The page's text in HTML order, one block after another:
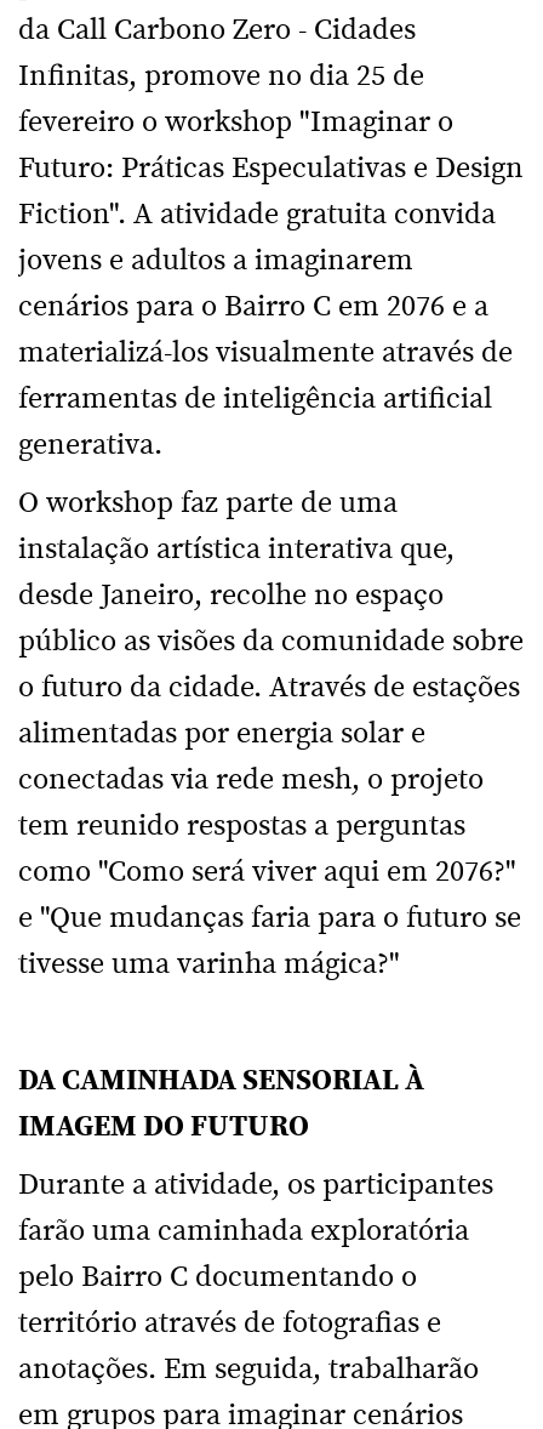
da Call Carbono Zero - Cidades
Infinitas, promove no dia 25 de
fevereiro o workshop "Imaginar o
Futuro: Práticas Especulativas e Design
Fiction". A atividade gratuita convida
jovens e adultos a imaginarem
cenários para o Bairro C em 2076 e a
materializá-los visualmente através de
ferramentas de inteligência artificial
generativa.
O workshop faz parte de uma
instalação artística interativa que,
desde Janeiro, recolhe no espaço
público as visões da comunidade sobre
o futuro da cidade. Através de estações
alimentadas por energia solar e
conectadas via rede mesh, o projeto
tem reunido respostas a perguntas
como "Como será viver aqui em 2076?"
e "Que mudanças faria para o futuro se
tivesse uma varinha mágica?"
DA CAMINHADA SENSORIAL À
IMAGEM DO FUTURO
Durante a atividade, os participantes
farão uma caminhada exploratória
pelo Bairro C documentando o
território através de fotografias e
anotações. Em seguida, trabalharão
em grupos para imaginar cenários